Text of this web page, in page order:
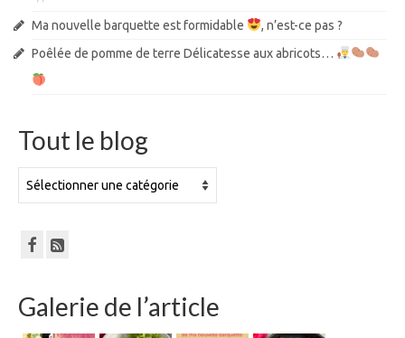
Ma nouvelle barquette est formidable
, n’est-ce pas ?
Poêlée de pomme de terre Délicatesse aux abricots…
Tout le blog
le
Galerie de l’article